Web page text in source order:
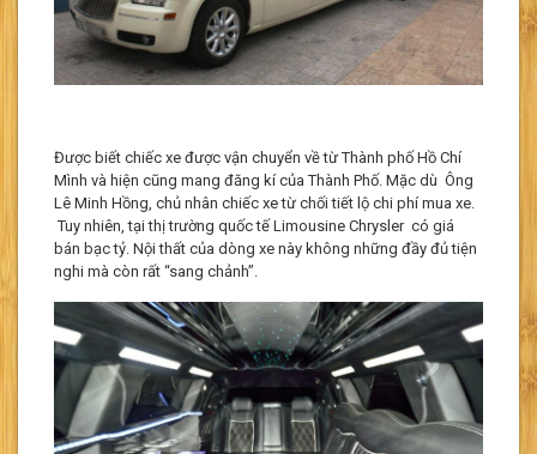
Được biết chiếc xe được vận chuyển về từ Thành phố Hồ Chí
Mình và hiện cũng mang đăng kí của Thành Phố. Mặc dù Ông
Lê Minh Hồng, chủ nhân chiếc xe từ chối tiết lộ chi phí mua xe.
Tuy nhiên, tại thị trường quốc tế Limousine Chrysler có giá
bán bạc tỷ. Nội thất của dòng xe này không những đầy đủ tiện
nghi mà còn rất “sang chảnh”.